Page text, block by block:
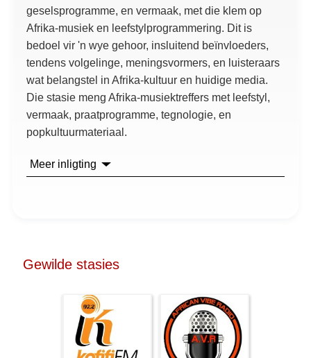
geselsprogramme, en vermaak, met die klem op
Afrika-musiek en leefstylprogrammering. Dit is
bedoel vir 'n wye gehoor, insluitend beïnvloeders,
tendens volgelinge, meningsvormers, en luisteraars
wat belangstel in Afrika-kultuur en huidige media.
Die stasie meng Afrika-musiektreffers met leefstyl,
vermaak, praatprogramme, tegnologie, en
popkultuurmateriaal.
Meer inligting
Gewilde stasies